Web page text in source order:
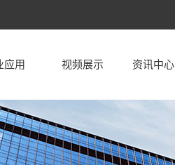
应用 视频展示 资讯中心